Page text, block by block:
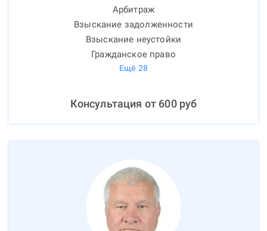
Арбитраж
Взыскание задолженности
Взыскание неустойки
Гражданское право
Ещё 28
Консультация от 600руб